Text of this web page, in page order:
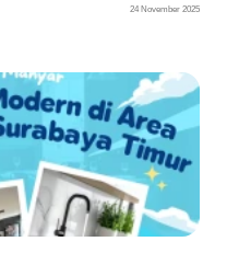
24 November 2025